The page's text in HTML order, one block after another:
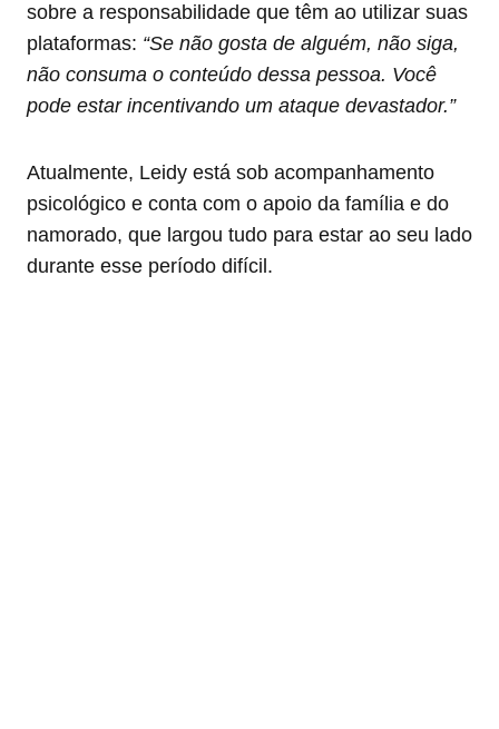
sobre a responsabilidade que têm ao utilizar suas
plataformas: “Se não gosta de alguém, não siga,
não consuma o conteúdo dessa pessoa. Você
pode estar incentivando um ataque devastador.”
Atualmente, Leidy está sob acompanhamento
psicológico e conta com o apoio da família e do
namorado, que largou tudo para estar ao seu lado
durante esse período difícil.